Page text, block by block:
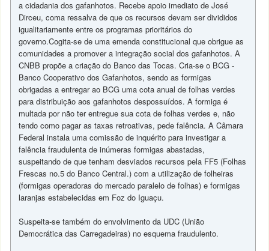
a cidadania dos gafanhotos. Recebe apoio imediato de José
Dirceu, coma ressalva de que os recursos devam ser divididos
igualitariamente entre os programas prioritários do
governo.Cogita-se de uma emenda constitucional que obrigue as
comunidades a promover a integração social dos gafanhotos. A
CNBB propõe a criação do Banco das Tocas. Cria-se o BCG -
Banco Cooperativo dos Gafanhotos, sendo as formigas
obrigadas a entregar ao BCG uma cota anual de folhas verdes
para distribuição aos gafanhotos despossuídos. A formiga é
multada por não ter entregue sua cota de folhas verdes e, não
tendo como pagar as taxas retroativas, pede falência. A Câmara
Federal instala uma comissão de inquérito para investigar a
falência fraudulenta de inúmeras formigas abastadas,
suspeitando de que tenham desviados recursos pela FF5 (Folhas
Frescas no.5 do Banco Central.) com a utilização de folheiras
(formigas operadoras do mercado paralelo de folhas) e formigas
laranjas estabelecidas em Foz do Iguaçu.
Suspeita-se também do envolvimento da UDC (União
Democrática das Carregadeiras) no esquema fraudulento.